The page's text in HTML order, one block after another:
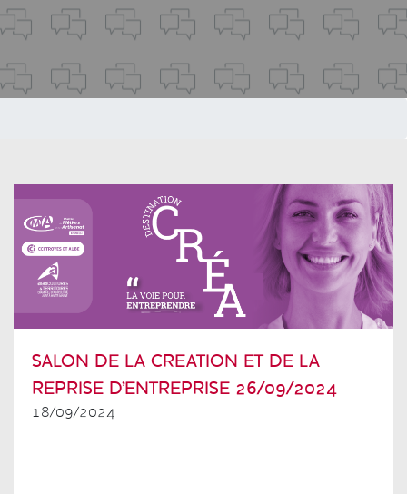
SALON DE LA CREATION ET DE LA
REPRISE D'ENTREPRISE 26/09/2024
18/09/2024